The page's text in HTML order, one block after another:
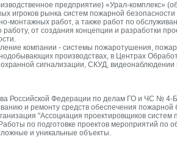
предприятие) «Урал-комплекс»
игроков рынка систем пожарной
монтажных работ, а также работ по
работу, от создания концепции и разработки
компании - системы пожаротушения,
производствах, в Центрах
сигнализации, СКУД,
Российской Федерации по делам ГО и ЧС № 4-Б
и ремонту средств обеспечения
"Ассоциация проектировщиков
по подготовке проектов мероприятий
и уникальные объекты.